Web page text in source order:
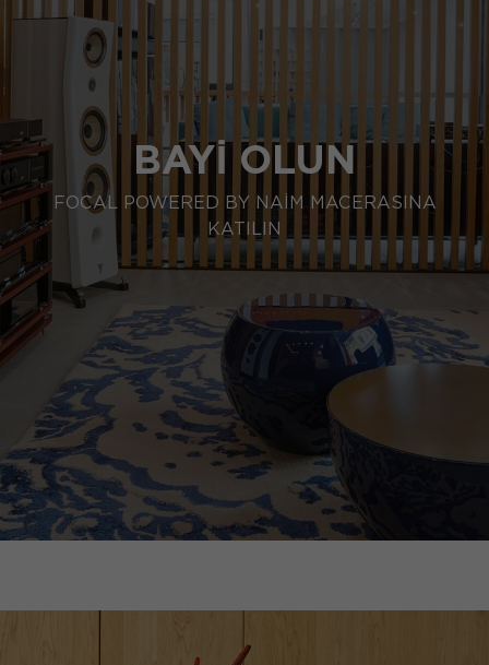
BAYİ OLUN
FOCAL POWERED BY NAIM MACERASINA
KATILIN